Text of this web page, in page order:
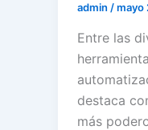
admin /mayo
Entre las
destaca
más